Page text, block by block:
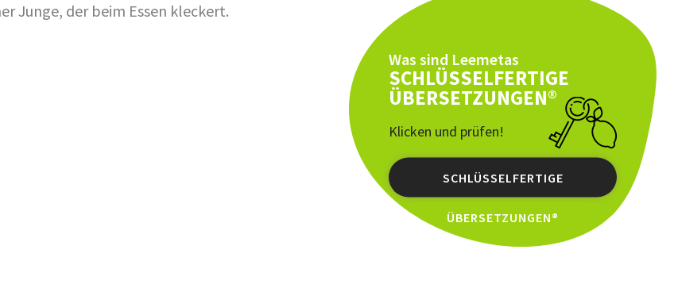
Junge, der beim Essen kleckert.
Was sind Leemetas
SCHLÜSSELFERTIGE
ÜBERSETZUNGEN®
Klicken und prüfen!
SCHLÜSSELFERTIGE
ÜBERSETZUNGEN®